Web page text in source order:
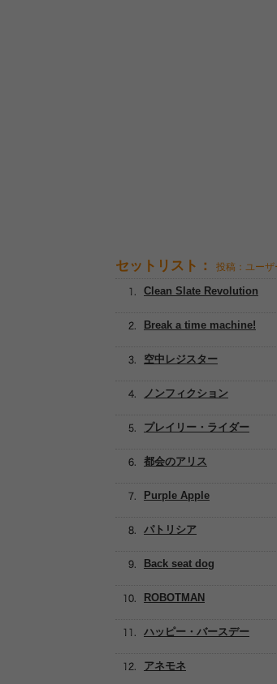
セットリスト： 投稿：ユーザ
都会のアリス
Break a time machine!
Purple Apple
プレイリー・ライダー
ノンフィクション
Clean Slate Revolution
空中レジスター
パトリシア
Back seat dog
ROBOTMAN
ハッピー・バースデー
アネモネ